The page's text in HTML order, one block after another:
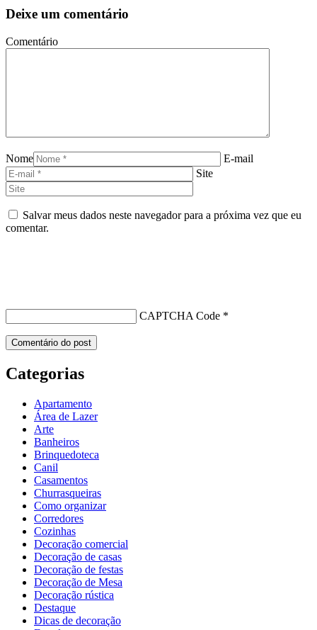
Deixe um comentário
Comentário
Nome
E-mail
Site
Salvar meus dados neste navegador para a próxima vez que eu
comentar.
CAPTCHA Code *
Categorias
Apartamento
Área de Lazer
Arte
Banheiros
Brinquedoteca
Canil
Casamentos
Churrasqueiras
Como organizar
Corredores
Cozinhas
Decoração comercial
Decoração de casas
Decoração de festas
Decoração de Mesa
Decoração rústica
Destaque
Dicas de decoração